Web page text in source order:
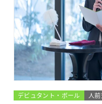
デビュタント・ボール
人